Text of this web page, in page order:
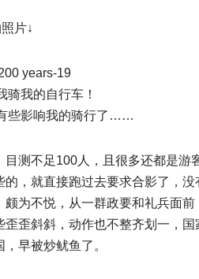
片↓
骑我的自行车！
些影响我的骑行了……
测不足100人，且很多还都是游
，就直接跑过去要求合影了，
为不悦，从一群政要和礼兵面
歪斜斜，动作也不整齐划一，
早被炒鱿鱼了。